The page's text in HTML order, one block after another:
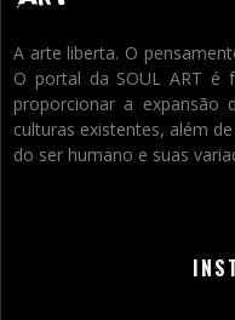
A arte liberta. O
O portal da SOUL ART é
proporcionar a expansão
culturas existentes, além
do ser humano e suas